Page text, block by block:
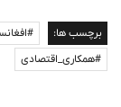
برچسب ها:
#همکاری_اقتصادی